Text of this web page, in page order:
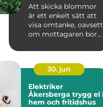
Att skicka blommor
är ett enkelt sätt att
visa omtanke, oavsett
om mottagaren bor
30. jun
Elektriker
Åkersberga trygg el i
hem och fritidshus